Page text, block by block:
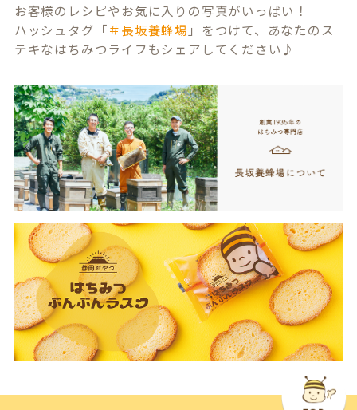
お客様のレシピやお気に入りの写真がいっぱい！
ハッシュタグ「＃長坂養蜂場 」をつけて、あなたのス
テキなはちみつライフもシェアしてください♪